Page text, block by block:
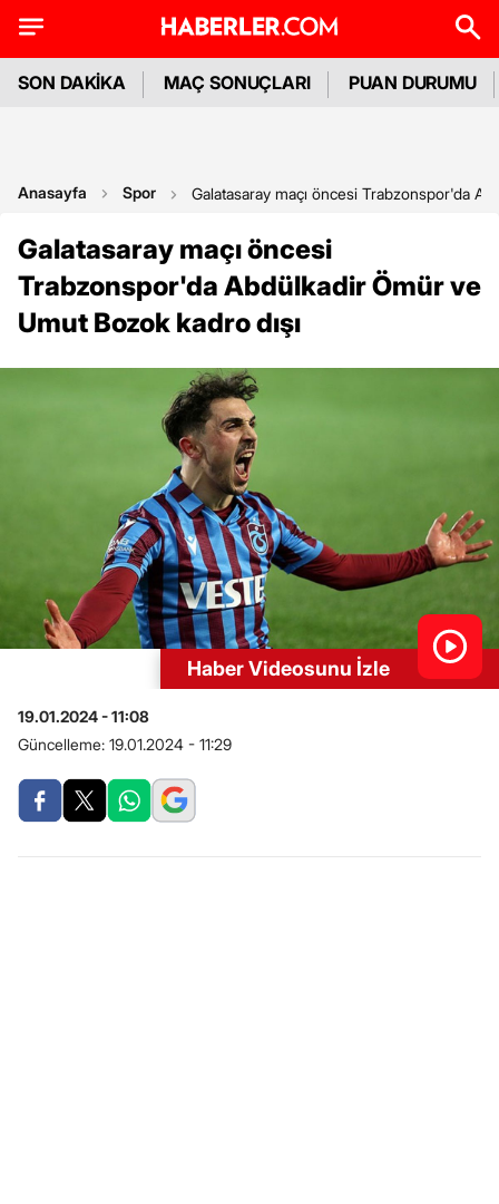
SON DAKİKA MAÇ SONUÇLARI PUAN DURUMU
Anasayfa Spor Galatasaray maçı öncesi Trabzonspor'da
Galatasaray maçı öncesi
Trabzonspor'da Abdülkadir Ömür ve
Umut Bozok kadro dışı
Haber Videosunu İzle
19.01.2024 - 11:08
Güncelleme: 19.01.2024 - 11:29